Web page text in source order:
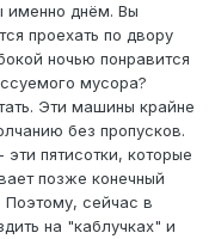
именно днём. Вы
проехать по двору
ночью понравится
мусора?
Эти машины крайне
без пропусков.
пятисотки, которые
позже конечный
Поэтому, сейчас в
на "каблучках" и